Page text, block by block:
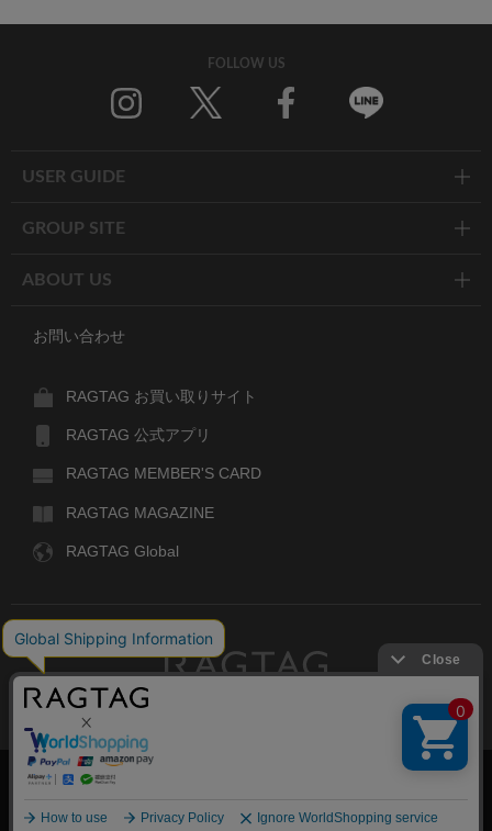
FOLLOW US
USER GUIDE
GROUP SITE
ABOUT US
お問い合わせ
RAGTAG お買い取りサイト
RAGTAG 公式アプリ
RAGTAG MEMBER'S CARD
RAGTAG MAGAZINE
RAGTAG Global
デザイナーズブランドのユーズド・セレクトショップ
COPYRIGHT© TIN PAN ALLEY CO., LTD. ALL RIGHTS RESERVED.